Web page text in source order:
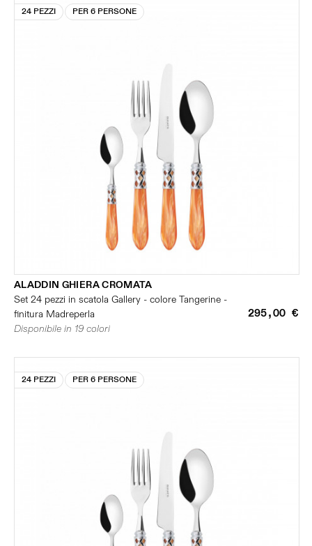
24 PEZZI PER 6 PERSONE
ALADDIN GHIERA CROMATA
Set 24 pezzi in scatola Gallery - colore Tangerine -
finitura Madreperla
295,00 €
Disponibile in 19 colori
24 PEZZI PER 6 PERSONE